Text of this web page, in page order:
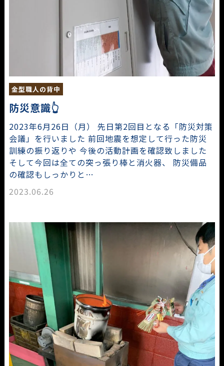
金型職人の背中
防災意識👆
2023年6月26日（月） 先日第2回目となる「防災対策
会議」を行いました 前回地震を想定して行った防災
訓練の振り返りや 今後の活動計画を確認致しました
そして今回は全ての突っ張り棒と消火器、 防災備品
の確認もしっかりと…
2023.06.26